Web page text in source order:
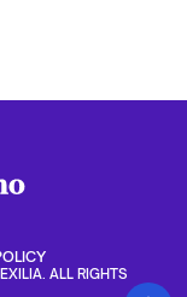
ALL RIGHTS